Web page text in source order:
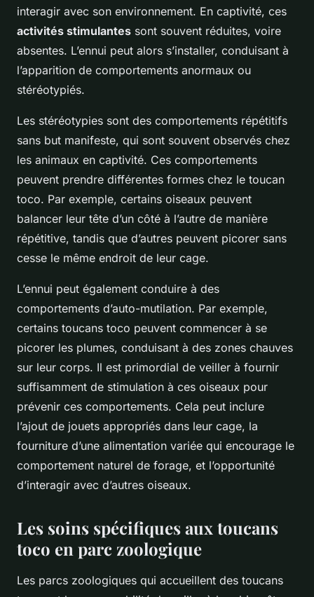
interagir avec son environnement. En captivité, ces
activités stimulantes sont souvent réduites, voire
absentes. L’ennui peut alors s’installer, conduisant à
l’apparition de comportements anormaux ou
stéréotypiés.
Les stéréotypies sont des comportements répétitifs
sans but manifeste, qui sont souvent observés chez
les animaux en captivité. Ces comportements
peuvent prendre différentes formes chez le toucan
toco. Par exemple, certains oiseaux peuvent
balancer leur tête d’un côté à l’autre de manière
répétitive, tandis que d’autres peuvent picorer sans
cesse le même endroit de leur cage.
L’ennui peut également conduire à des
comportements d’auto-mutilation. Par exemple,
certains toucans toco peuvent commencer à se
picorer les plumes, conduisant à des zones chauves
sur leur corps. Il est primordial de veiller à fournir
suffisamment de stimulation à ces oiseaux pour
prévenir ces comportements. Cela peut inclure
l’ajout de jouets appropriés dans leur cage, la
fourniture d’une alimentation variée qui encourage le
comportement naturel de forage, et l’opportunité
d’interagir avec d’autres oiseaux.
Les soins spécifiques aux toucans
toco en parc zoologique
Les parcs zoologiques qui accueillent des toucans